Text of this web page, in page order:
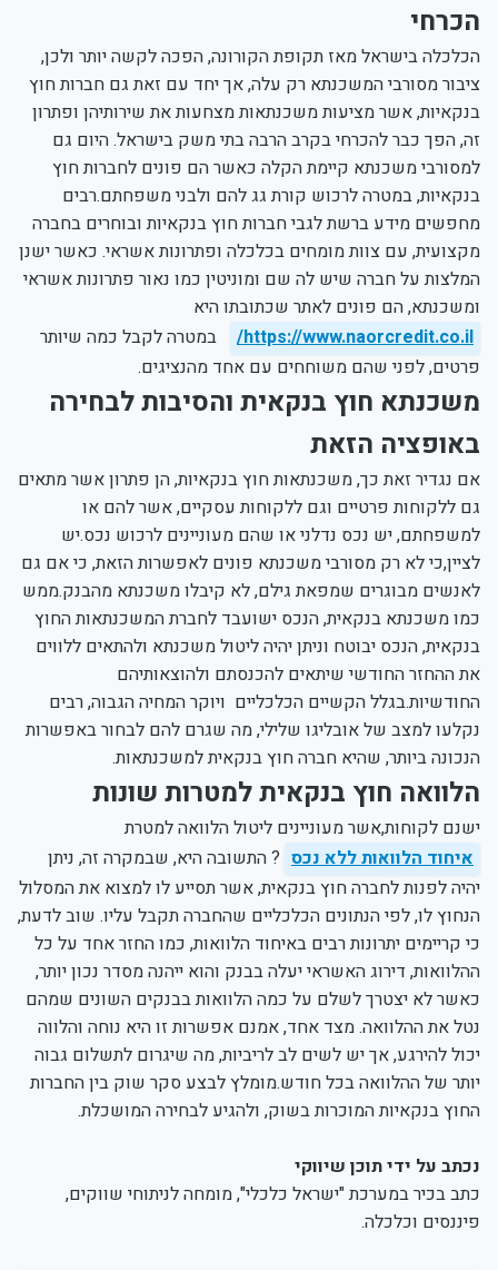
הכרחי
הכלכלה בישראל מאז תקופת הקורונה, הפכה לקשה יותר ולכן,
ציבור מסורבי המשכנתא רק עלה, אך יחד עם זאת גם חברות חוץ
בנקאיות, אשר מציעות משכנתאות מצחעות את שירותיהן ופתרון
זה, הפך כבר להכרחי בקרב הרבה בתי משק בישראל. היום גם
למסורבי משכנתא קיימת הקלה כאשר הם פונים לחברות חוץ
בנקאיות, במטרה לרכוש קורת גג להם ולבני משפחתם.רבים
מחפשים מידע ברשת לגבי חברות חוץ בנקאיות ובוחרים בחברה
מקצועית, עם צוות מומחים בכלכלה ופתרונות אשראי. כאשר ישנן
המלצות על חברה שיש לה שם ומוניטין כמו נאור פתרונות אשראי
ומשכנתא, הם פונים לאתר שכתובתו היא
https://www.naorcredit.co.il/
במטרה לקבל כמה שיותר
פרטים, לפני שהם משוחחים עם אחד מהנציגים.
משכנתא חוץ בנקאית והסיבות לבחירה
באופציה הזאת
אם נגדיר זאת כך, משכנתאות חוץ בנקאיות, הן פתרון אשר מתאים
גם ללקוחות פרטיים וגם ללקוחות עסקיים, אשר להם או
למשפחתם, יש נכס נדלני או שהם מעוניינים לרכוש נכס.יש
לציין,כי לא רק מסורבי משכנתא פונים לאפשרות הזאת, כי אם גם
לאנשים מבוגרים שמפאת גילם, לא קיבלו משכנתא מהבנק.ממש
כמו משכנתא בנקאית, הנכס ישועבד לחברת המשכנתאות החוץ
בנקאית, הנכס יבוטח וניתן יהיה ליטול משכנתא ולהתאים ללווים
את ההחזר החודשי שיתאים להכנסתם ולהוצאותיהם
החודשיות.בגלל הקשיים הכלכליים ויוקר המחיה הגבוה, רבים
נקלעו למצב של אובליגו שלילי, מה שגרם להם לבחור באפשרות
הנכונה ביותר, שהיא חברה חוץ בנקאית למשכנתאות.
הלוואה חוץ בנקאית למטרות שונות
ישנם לקוחות,אשר מעוניינים ליטול הלוואה למטרת
איחוד הלוואות ללא נכס ? התשובה היא, שבמקרה זה, ניתן
יהיה לפנות לחברה חוץ בנקאית, אשר תסייע לו למצוא את המסלול
הנחוץ לו, לפי הנתונים הכלכליים שהחברה תקבל עליו. שוב לדעת,
כי קריימים יתרונות רבים באיחוד הלוואות, כמו החזר אחד על כל
ההלוואות, דירוג האשראי יעלה בבנק והוא ייהנה מסדר נכון יותר,
כאשר לא יצטרך לשלם על כמה הלוואות בבנקים השונים שמהם
נטל את ההלוואה. מצד אחד, אמנם אפשרות זו היא נוחה והלווה
יכול להירגע, אך יש לשים לב לריביות, מה שיגרום לתשלום גבוה
יותר של ההלוואה בכל חודש.מומלץ לבצע סקר שוק בין החברות
החוץ בנקאיות המוכרות בשוק, ולהגיע לבחירה המושכלת.
נכתב על ידי תוכן שיווקי
כתב בכיר במערכת "ישראל כלכלי", מומחה לניתוחי שווקים,
פיננסים וכלכלה.